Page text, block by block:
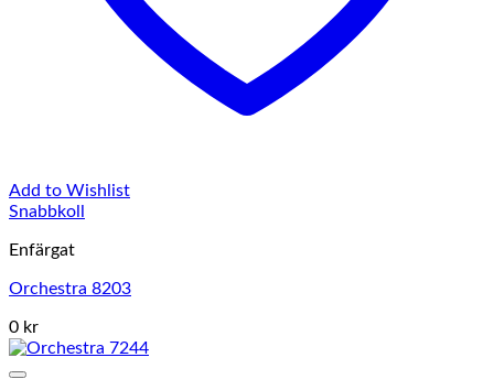
Add to Wishlist
Snabbkoll
Enfärgat
Orchestra 8203
0 kr